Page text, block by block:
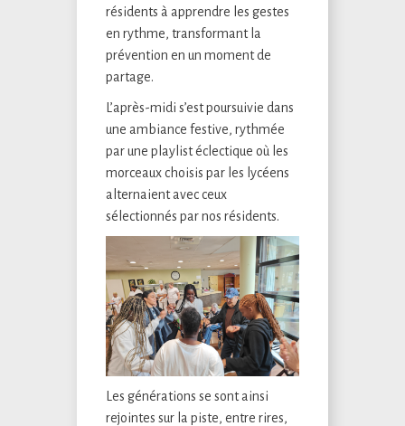
résidents à apprendre les gestes
en rythme, transformant la
prévention en un moment de
partage.
L’après-midi s’est poursuivie dans
une ambiance festive, rythmée
par une playlist éclectique où les
morceaux choisis par les lycéens
alternaient avec ceux
sélectionnés par nos résidents.
Les générations se sont ainsi
rejointes sur la piste, entre rires,